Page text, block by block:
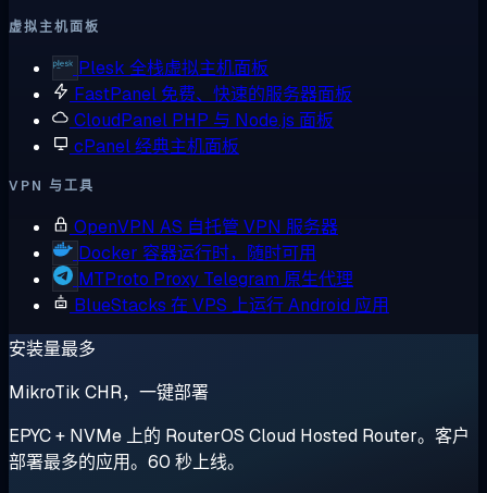
虚拟主机面板
Plesk 全栈虚拟主机面板
FastPanel 免费、快速的服务器面板
CloudPanel PHP 与 Node.js 面板
cPanel经典主机面板
VPN 与工具
OpenVPN AS 自托管 VPN 服务器
Docker 容器运行时，随时可用
MTProto Proxy Telegram 原生代理
BlueStacks 在 VPS 上运行 Android 应用
安装量最多
MikroTik CHR，一键部署
EPYC + NVMe 上的 RouterOS Cloud Hosted Router。客户
部署最多的应用。60 秒上线。